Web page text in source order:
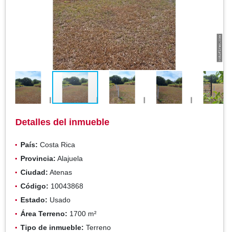
Detalles del inmueble
País: Costa Rica
Provincia: Alajuela
Ciudad: Atenas
Código: 10043868
Estado: Usado
Área Terreno: 1700 m²
Tipo de inmueble: Terreno